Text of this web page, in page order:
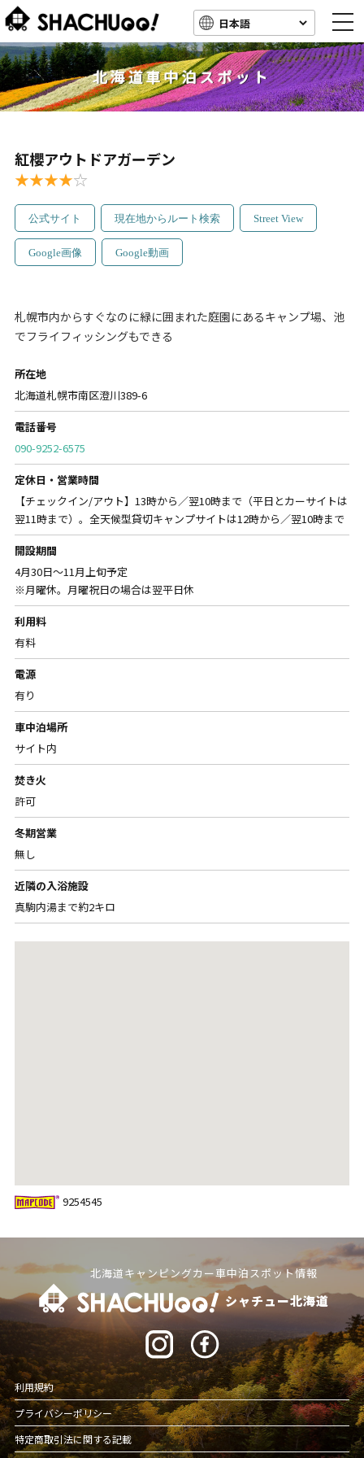
北海道車中泊スポット
紅櫻アウトドアガーデン
★★★★☆
公式サイト 現在地からルート検索 Street View
Google画像 Google動画
札幌市内からすぐなのに緑に囲まれた庭園にあるキャンプ場、池
でフライフィッシングもできる
所在地
北海道札幌市南区澄川389-6
電話番号
090-9252-6575
定休日・営業時間
【チェックイン/アウト】13時から／翌10時まで（平日とカーサイトは
翌11時まで）。全天候型貸切キャンプサイトは12時から／翌10時まで
開設期間
4月30日～11月上旬予定
※月曜休。月曜祝日の場合は翌平日休
利用料
有料
電源
有り
車中泊場所
サイト内
焚き火
許可
冬期営業
無し
近隣の入浴施設
真駒内湯まで約2キロ
9254545
北海道キャンピングカー車中泊スポット情報
シャチュー北海道
利用規約
プライバシーポリシー
特定商取引法に関する記載